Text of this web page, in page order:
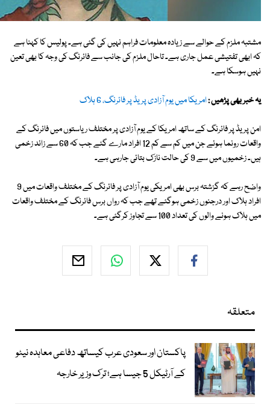
مشتبہ ملزم کے حوالے سے زیادہ معلومات فراہم نہیں کی گئی ہے۔ پولیس کا کہنا ہے
کہ ابھی تفتیشی عمل جاری ہے۔ تاحال ملزم کی جانب سے فائرنگ کی وجہ کا بھی تعین
نہیں ہوسکا ہے۔
یہ خبر بھی پڑھیں :امریکا میں یوم آزادی پریڈ پر فائرنگ، 6 ہلاک
امن پریڈ پر فائرنگ کے ساتھ امریکا کے یوم آزادی پر مختلف ریاستوں میں فائرنگ کے
واقعات رونما ہوئے جن میں کم سے کم 12 افراد مارے گئے جب کہ 60 سے زائد زخمی
ہیں۔ زخمیوں میں سے 9 کی حالت نازک بتائی جارہی ہے۔
واضح رہے کہ گزشتہ برس بھی امریکی یوم آزادی پر فائرنگ کے مختلف واقعات میں 9
افراد ہلاک اور درجنوں زخمی ہوگئے تھے جب کہ رواں برس فائرنگ کے مختلف واقعات
میں ہلاک ہونے والوں کی تعداد 100 سے تجاوز کرگئی ہے۔
متعلقہ
پاکستان اور سعودی عرب کیساتھ دفاعی معاہدہ نیٹو
کے آرٹیکل 5 جیسا ہے؛ ترک وزیر خارجہ